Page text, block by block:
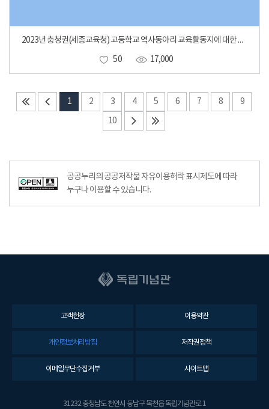
2023년 충청권(세종교육청) 고등학교 역사동아리 교육활동지에 대한 국민의견수렴
50
17,000
1 2 3 4 5 6 7 8
9
10
공공누리의 공공저작물 자유이용허락 표시제도에 따라
누구나 이용할 수 있습니다.
고객헌장 이용약관
개인정보처리방침 저작권정책
이메일무단수집거부 사이트맵
31232 충청남도 천안시 동남구 목천읍 독립기념관로 1